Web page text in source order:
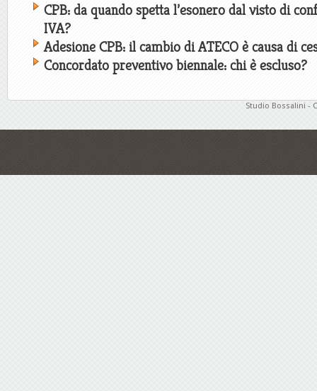
CPB: da quando spetta l’esonero dal visto di
IVA?
Adesione CPB: il cambio di ATECO è causa di
Concordato preventivo biennale: chi è escluso?
Studio Bossalini -